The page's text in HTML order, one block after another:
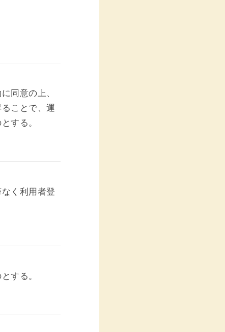
同意の上、
ことで、運
する。
く利用者登
する。